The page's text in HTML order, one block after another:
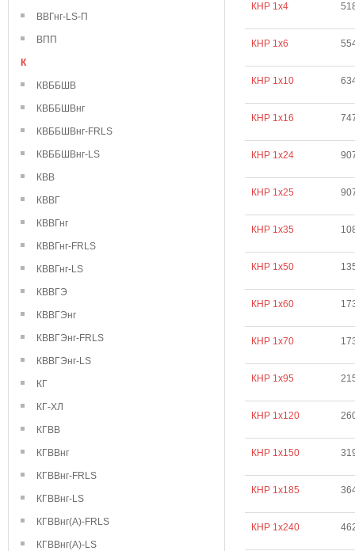
ВВГнг-LS-П
ВПП
К
КВББШВ
КВББШВнг
КВББШВнг-FRLS
КВББШВнг-LS
КВВ
КВВГ
КВВГнг
КВВГнг-FRLS
КВВГнг-LS
КВВГЭ
КВВГЭнг
КВВГЭнг-FRLS
КВВГЭнг-LS
КГ
КГ-ХЛ
КГВВ
КГВВнг
КГВВнг-FRLS
КГВВнг-LS
КГВВнг(А)-FRLS
КГВВнг(А)-LS
КНР 1х4
КНР 1х6
КНР 1х10
КНР 1х16
КНР 1х24
КНР 1х25
КНР 1х35
КНР 1х50
КНР 1х60
КНР 1х70
КНР 1х95
КНР 1х120
КНР 1х150
КНР 1х185
КНР 1х240